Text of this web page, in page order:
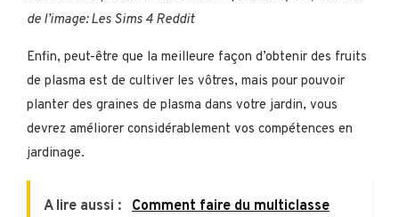
de l’image: Les Sims 4 Reddit
Enfin, peut-être que la meilleure façon d’obtenir des fruits
de plasma est de cultiver les vôtres, mais pour pouvoir
planter des graines de plasma dans votre jardin, vous
devrez améliorer considérablement vos compétences en
jardinage.
A lire aussi : Comment faire du multiclasse